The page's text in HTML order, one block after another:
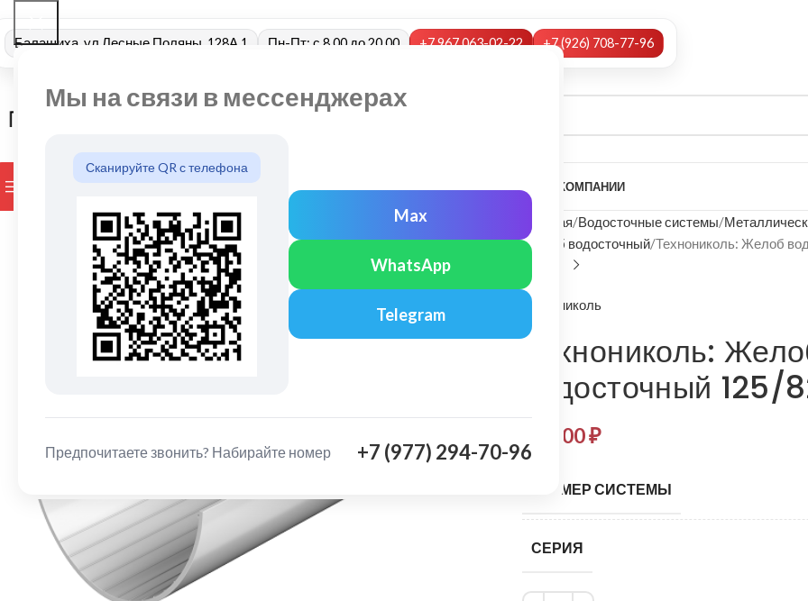
Мы на связи в мессенджерах
Сканируйте QR с телефона
Max
WhatsApp
Telegram
Предпочитаете звонить? Набирайте номер +7 (977) 294-70-96
Балашиха, ул Лесные Поляны, 128А 1 Пн-Пт: с 8.00 до 20.00 +7 967 063-02-22 +7 (926) 708-77-96
ПРОСМОТР КАТЕГОРИЙ БРЕНДЫ О КОМПАНИИ
Главная Водосточные системы
Желоб водосточный Технониколь: Желоб
Технониколь
Технониколь:
водосточный
706,00₽
РАЗМЕР СИСТЕМЫ
СЕРИЯ